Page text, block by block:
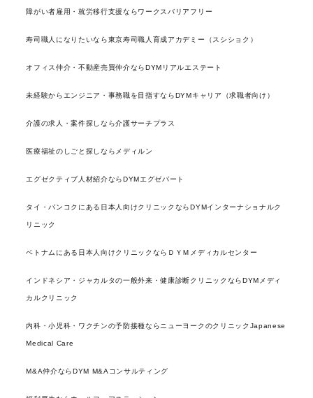
障がい者雇用・就労移行支援ならワークスバリアフリー
寿司職人になりたいなら東京寿司職人育成アカデミー（スシショク）
オフィス仲介・不動産売買仲介ならDYMリアルエステート
未経験からエンジニア・事務職を目指すならDYMキャリア（求職者向け）
介護の求人・案件探しなら介護サーチプラス
医療福祉のしごと探しならメディルン
エグゼクティブ人材紹介ならDYMエグゼパート
タイ・バンコクにある日本人向けクリニックならDYMインターナショナルク
リニック
ベトナムにある日本人向けクリニックならＤＹＭメディカルセンター
インドネシア・ジャカルタの一般外来・健康診断クリニックならDYMメディ
カルクリニック
内科・小児科・ワクチンの予防接種ならニューヨークのクリニックJapanese
Medical Care
M&A仲介ならDYM M&Aコンサルティング